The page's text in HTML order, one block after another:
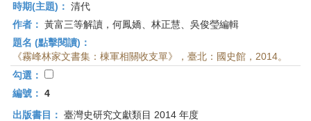
時期(主題)： 清代
作者： 黃富三等解讀，何鳳嬌、林正慧、吳俊瑩編輯
題名 (點擊閱讀)：
《霧峰林家文書集：棟軍相關收支單》，臺北：國史館，2014。
勾選：
編號： 4
出版書目： 臺灣史研究文獻類目 2014 年度